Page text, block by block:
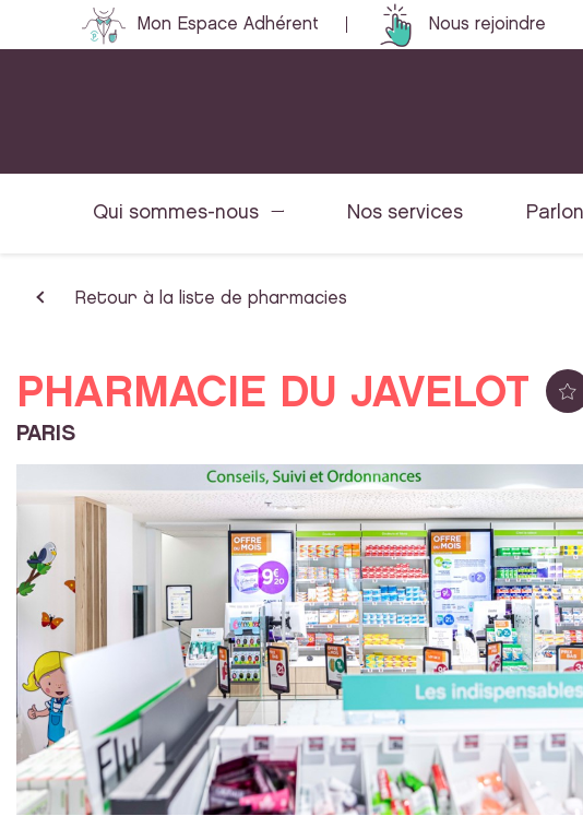
Mon Espace Adhérent Nous rejoindre
Qui sommes-nous Nos services
Retour à la liste de pharmacies
PHARMACIE DU JAVELOT
PARIS